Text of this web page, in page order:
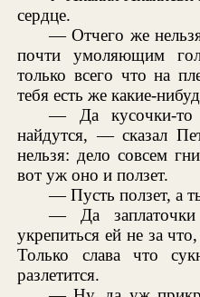
сердце.
— Отчего же
почти умоляющим
только всего что на
тебя есть же какие-
— Да кусочки-то
найдутся, — сказал
нельзя: дело совсем
вот уж оно и ползет.
— Пусть ползет, а
— Да
укрепиться ей не за
Только слава что
разлетится.